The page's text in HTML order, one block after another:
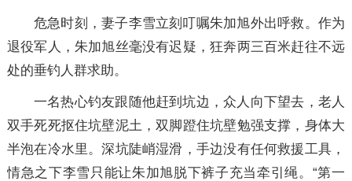
危急时刻，妻子李雪立刻叮嘱朱加旭外出呼救。作为
退役军人，朱加旭丝毫没有迟疑，狂奔两三百米赶往不远
处的垂钓人群求助。
一名热心钓友跟随他赶到坑边，众人向下望去，老人
双手死死抠住坑壁泥土，双脚蹬住坑壁勉强支撑，身体大
半泡在冷水里。深坑陡峭湿滑，手边没有任何救援工具，
情急之下李雪只能让朱加旭脱下裤子充当牵引绳。“第一